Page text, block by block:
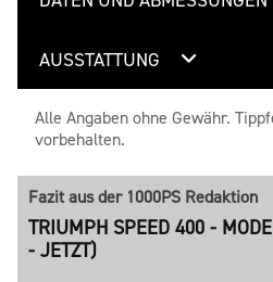
AUSSTATTUNG
Alle Angaben ohne Gewähr.
vorbehalten.
Fazit aus der 1000PS Redaktion
TRIUMPH SPEED 400 -
- JETZT)